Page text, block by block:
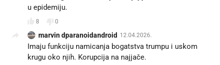
u epidemiju.
8 0
marvin dparanoidandroid 12.04.2026.
Imaju funkciju namicanja bogatstva trumpu i uskom
krugu oko njih. Korupcija na najjače.